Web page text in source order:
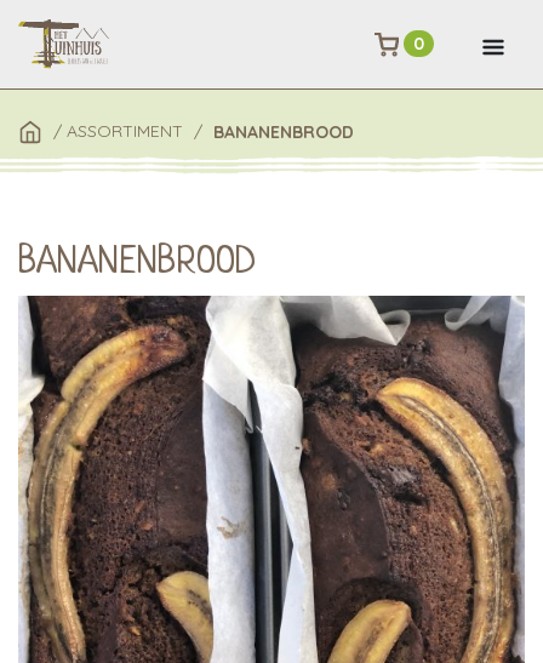
0
/ ASSORTIMENT / BANANENBROOD
BANANENBROOD